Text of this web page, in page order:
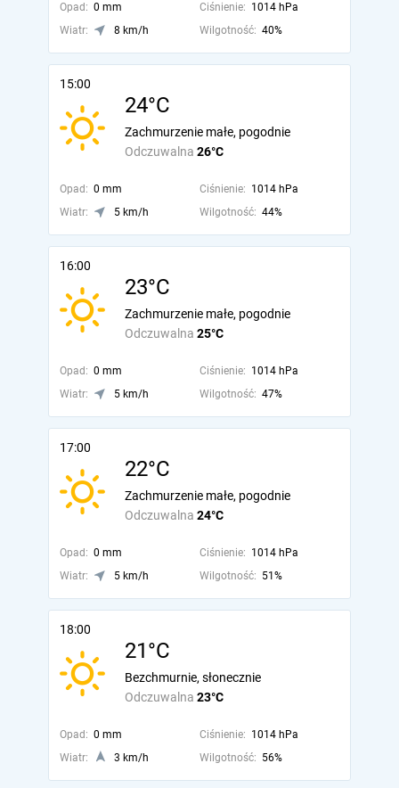
Opad: 0 mm Ciśnienie: 1014 hPa
Wiatr:
8 km/h Wilgotność: 40%
15:00
24°C
Odczuwalna 26°C
Zachmurzenie małe, pogodnie
Opad: 0 mm Ciśnienie: 1014 hPa
Wiatr:
5 km/h Wilgotność: 44%
16:00
23°C
Odczuwalna 25°C
Zachmurzenie małe, pogodnie
Opad: 0 mm Ciśnienie: 1014 hPa
Wiatr:
5 km/h Wilgotność: 47%
17:00
22°C
Odczuwalna 24°C
Zachmurzenie małe, pogodnie
Opad: 0 mm Ciśnienie: 1014 hPa
Wiatr:
5 km/h Wilgotność: 51%
18:00
21°C
Odczuwalna 23°C
Bezchmurnie, słonecznie
Opad: 0 mm Ciśnienie: 1014 hPa
Wiatr:
3 km/h Wilgotność: 56%